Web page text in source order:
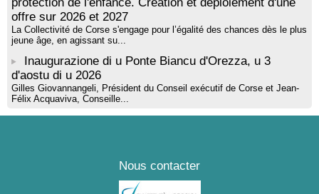
offre sur 2026 et 2027
La Collectivité de Corse s'engage pour l’égalité des chances dès le plus
jeune âge, en agissant su...
Inaugurazione di u Ponte Biancu d'Orezza, u 3
d'aostu di u 2026
Gilles Giovannangeli, Président du Conseil exécutif de Corse et Jean-
Félix Acquaviva, Conseille...
Nous contacter